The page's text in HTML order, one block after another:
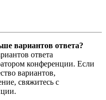
вариантов ответа?
ответа
конференции. Если
вариантов,
свяжитесь с